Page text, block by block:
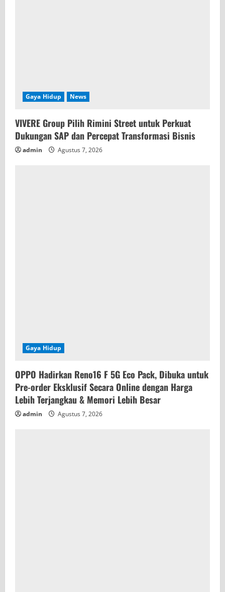
Gaya Hidup News
VIVERE Group Pilih Rimini Street untuk Perkuat
Dukungan SAP dan Percepat Transformasi Bisnis
admin Agustus 7, 2026
Gaya Hidup
OPPO Hadirkan Reno16 F 5G Eco Pack, Dibuka untuk
Pre-order Eksklusif Secara Online dengan Harga
Lebih Terjangkau & Memori Lebih Besar
admin Agustus 7, 2026